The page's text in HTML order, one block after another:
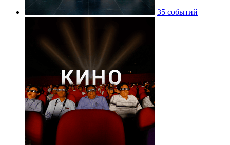
35 событий